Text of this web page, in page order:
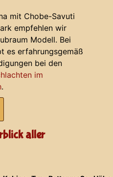
mit Chobe-Savuti
empfehlen wir
Modell. Bei
es erfahrungsgemäß
bei den
im
.
aller